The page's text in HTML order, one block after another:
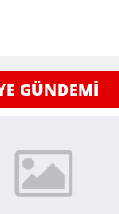
GÜNDEMİ